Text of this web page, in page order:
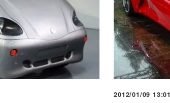
2012/01/09 13:01